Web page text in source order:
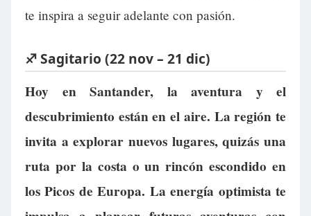
te inspira a seguir adelante con pasión.
♐ Sagitario (22 nov – 21 dic)
Hoy en Santander, la aventura y el
descubrimiento están en el aire. La región te
invita a explorar nuevos lugares, quizás una
ruta por la costa o un rincón escondido en
los Picos de Europa. La energía optimista te